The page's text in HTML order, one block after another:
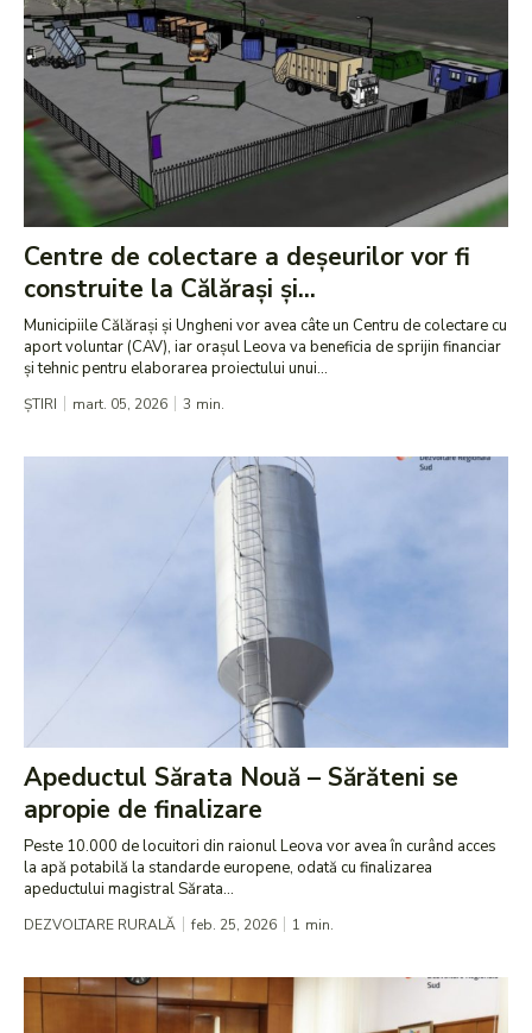
Centre de colectare a deșeurilor vor fi
construite la Călărași și...
Municipiile Călărași și Ungheni vor avea câte un Centru de colectare cu
aport voluntar (CAV), iar orașul Leova va beneficia de sprijin financiar
și tehnic pentru elaborarea proiectului unui...
ȘTIRI mart. 05, 2026 3 min.
Apeductul Sărata Nouă – Sărăteni se
apropie de finalizare
Peste 10.000 de locuitori din raionul Leova vor avea în curând acces
la apă potabilă la standarde europene, odată cu finalizarea
apeductului magistral Sărata...
DEZVOLTARE RURALĂ feb. 25, 2026 1 min.